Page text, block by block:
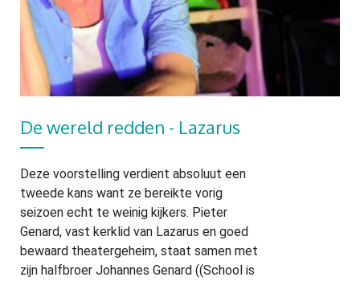
De wereld redden - Lazarus
Deze voorstelling verdient absoluut een
tweede kans want ze bereikte vorig
seizoen echt te weinig kijkers. Pieter
Genard, vast kerklid van Lazarus en goed
bewaard theatergeheim, staat samen met
zijn halfbroer Johannes Genard ((School is